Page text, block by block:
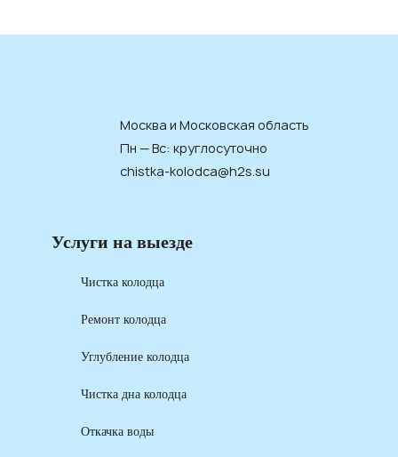
Услуги на выезде
Чистка колодца
Ремонт колодца
Углубление колодца
Чистка дна колодца
Откачка воды
Москва и Московская область
Пн — Вс: круглосуточно
chistka-kolodca@h2s.su